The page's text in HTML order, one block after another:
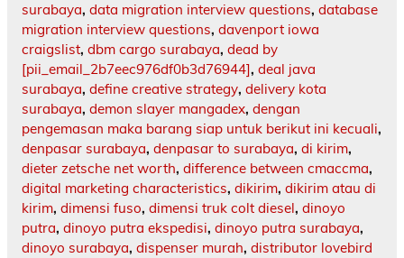
surabaya, data migration interview questions, database
migration interview questions, davenport iowa
craigslist, dbm cargo surabaya, dead by
[pii_email_2b7eec976df0b3d76944], deal java
surabaya, define creative strategy, delivery kota
surabaya, demon slayer mangadex, dengan
pengemasan maka barang siap untuk berikut ini kecuali,
denpasar surabaya, denpasar to surabaya, di kirim,
dieter zetsche net worth, difference between cmaccma,
digital marketing characteristics, dikirim, dikirim atau di
kirim, dimensi fuso, dimensi truk colt diesel, dinoyo
putra, dinoyo putra ekspedisi, dinoyo putra surabaya,
dinoyo surabaya, dispenser murah, distributor lovebird